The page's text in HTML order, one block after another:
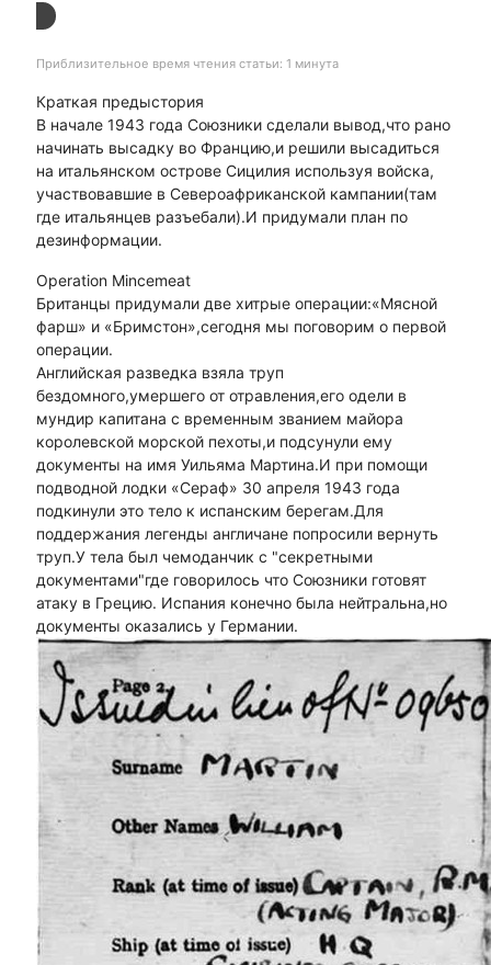
Приблизительное время чтения статьи: 1 минута
Краткая предыстория
В начале 1943 года Союзники сделали вывод,что рано
начинать высадку во Францию,и решили высадиться
на итальянском острове Сицилия используя войска,
участвовавшие в Североафриканской кампании(там
где итальянцев разъебали).И придумали план по
дезинформации.
Operation Mincemeat
Британцы придумали две хитрые операции:«Мясной
фарш» и «Бримстон»,сегодня мы поговорим о первой
операции.
Английская разведка взяла труп
бездомного,умершего от отравления,его одели в
мундир капитана с временным званием майора
королевской морской пехоты,и подсунули ему
документы на имя Уильяма Мартина.И при помощи
подводной лодки «Сераф» 30 апреля 1943 года
подкинули это тело к испанским берегам.Для
поддержания легенды англичане попросили вернуть
труп.У тела был чемоданчик с "секретными
документами"где говорилось что Союзники готовят
атаку в Грецию. Испания конечно была нейтральна,но
документы оказались у Германии.